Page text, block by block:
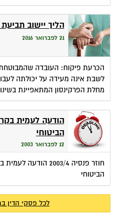
הליך יישוב
21 לפברואר 2016
הכרעת פיקוח: העובדה
לשבת אינה מעידה על יכולתה
מחלת הפרקינסון המתאפיינת
הודעה לעמית
הביטוחי
12 לפברואר 2003
חוזר פנסיה 2003/4
הביטוחי
לכל פסקי הדין